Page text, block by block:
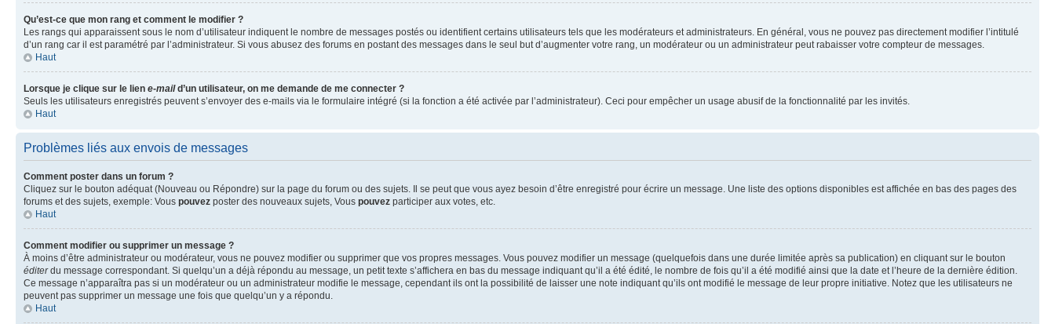
Qu’est-ce que mon rang et comment le modifier ?
Les rangs qui apparaissent sous le nom d’utilisateur indiquent le nombre de messages postés ou identifient certains utilisateurs tels que les modérateurs et administrateurs. En général, vous ne pouvez pas directement modifier l’intitulé
d’un rang car il est paramétré par l’administrateur. Si vous abusez des forums en postant des messages dans le seul but d’augmenter votre rang, un modérateur ou un administrateur peut rabaisser votre compteur de messages.
Haut
Lorsque je clique sur le lien e-maild’un utilisateur, on me demande de me connecter ?
Seuls les utilisateurs enregistrés peuvent s’envoyer des e-mails via le formulaire intégré (si la fonction a été activée par l’administrateur). Ceci pour empêcher un usage abusif de la fonctionnalité par les invités.
Haut
Problèmes liés aux envois de messages
Comment poster dans un forum ?
Cliquez sur le bouton adéquat (Nouveau ou Répondre) sur la page du forum ou des sujets. Il se peut que vous ayez besoin d’être enregistré pour écrire un message. Une liste des options disponibles est affichée en bas des pages des
forums et des sujets, exemple: Vous pouvez poster des nouveaux sujets, Vous pouvez participer aux votes, etc.
Haut
Comment modifier ou supprimer un message ?
À moins d’être administrateur ou modérateur, vous ne pouvez modifier ou supprimer que vos propres messages. Vous pouvez modifier un message (quelquefois dans une durée limitée après sa publication) en cliquant sur le bouton
éditerdu message correspondant. Si quelqu’un a déjà répondu au message, un petit texte s’affichera en bas du message indiquant qu’il a été édité, le nombre de fois qu’il a été modifié ainsi que la date et l’heure de la dernière édition.
Ce message n’apparaîtra pas si un modérateur ou un administrateur modifie le message, cependant ils ont la possibilité de laisser une note indiquant qu’ils ont modifié le message de leur propre initiative. Notez que les utilisateurs ne
peuvent pas supprimer un message une fois que quelqu’un y a répondu.
Haut